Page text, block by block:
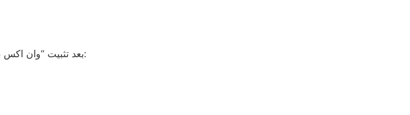
بعد تثبيت “وان اكس بت”، هناك بعض النصائح التي يمكن أن تساعدك في استخدام البرنامج بشكل أكثر فعالية: